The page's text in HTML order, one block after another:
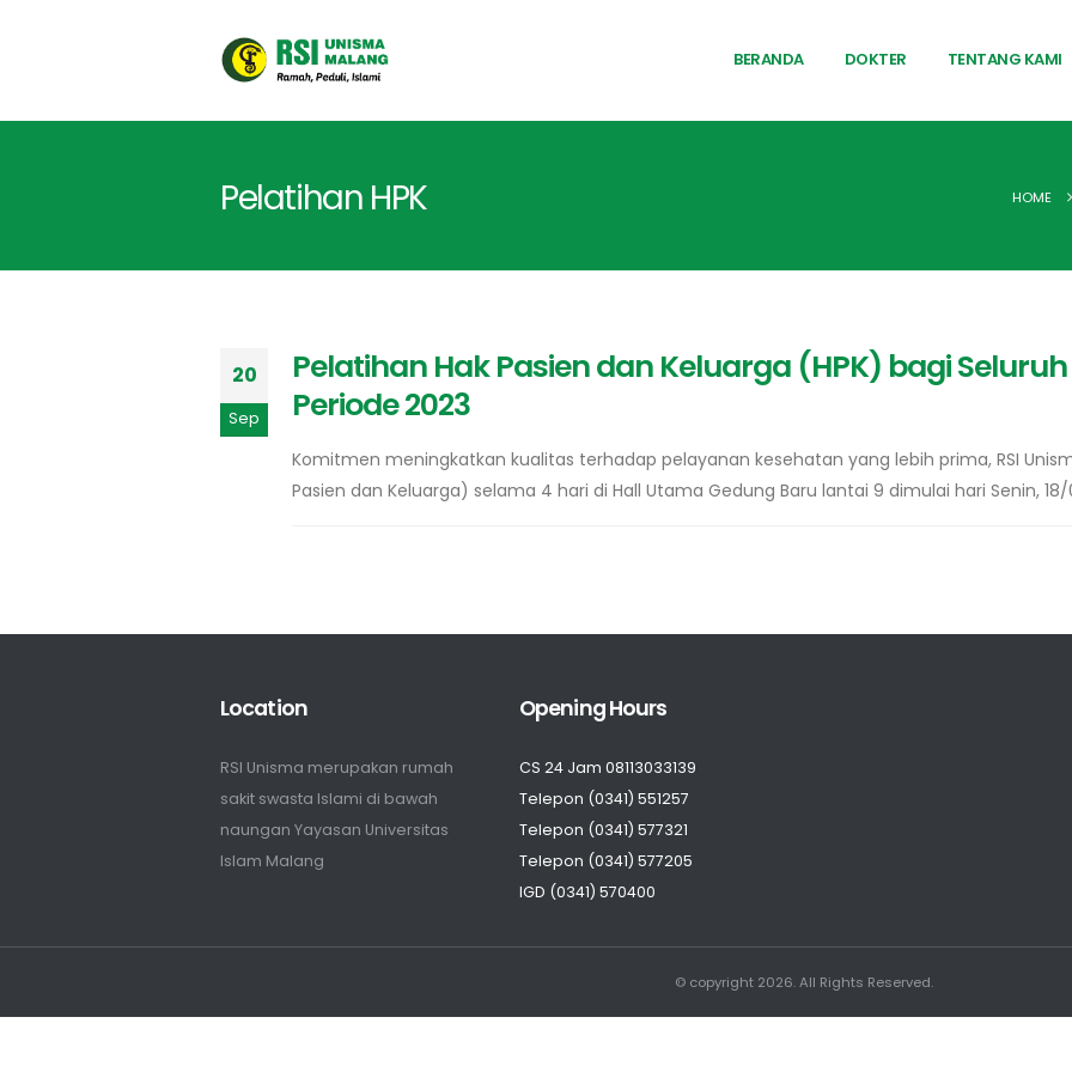
BERANDA DOKTER TENTANG KAMI
Pelatihan HPK HOME
20
Sep
Pelatihan Hak Pasien dan Keluarga (HPK) bagi
Periode 2023
Komitmen meningkatkan kualitas terhadap pelayanan kesehatan yang lebih prima, RSI
Pasien dan Keluarga) selama 4 hari di Hall Utama Gedung Baru lantai 9 dimulai hari Senin,
Location
RSI Unisma merupakan rumah
sakit swasta Islami di bawah
naungan Yayasan Universitas
Islam Malang
Opening Hours
CS 24 Jam 08113033139
Telepon (0341) 551257
Telepon (0341) 577321
Telepon (0341) 577205
IGD (0341) 570400
© copyright 2026. All Rights Reserved.